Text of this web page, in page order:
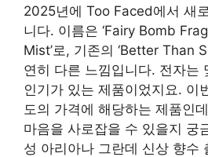
2025년에 Too Faced에서 새
니다. 이름은 ‘Fairy Bomb
Mist’로, 기존의 ‘Better Than
연히 다른 느낌입니다. 전자는
인기가 있는 제품이었지요. 이
도의 가격에 해당하는 제품인
마음을 사로잡을 수 있을지 궁
성 아리아나 그란데 신상 향수